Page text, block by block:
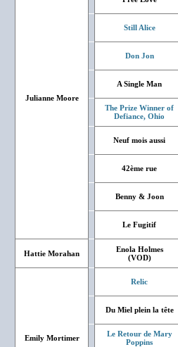
Julianne Moore
Still Alice
Don Jon
A Single Man
The Prize Winner of
Defiance, Ohio
Neuf mois aussi
42ème rue
Benny & Joon
Le Fugitif
Hattie Morahan
Enola Holmes
(VOD)
Emily Mortimer
Relic
Du Miel plein la tête
Le Retour de Mary
Poppins